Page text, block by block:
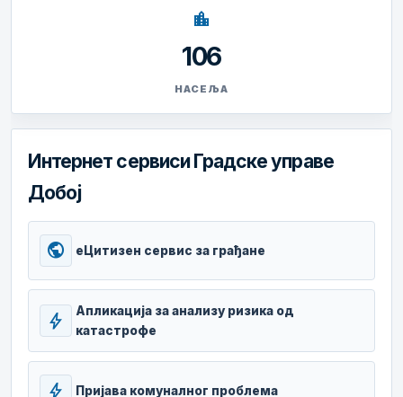
location_city
106
НАСЕЉА
Интернет сервиси Градске управе
Добој
public еЦитизен сервис за грађане
bolt
Апликација за анализу ризика од
катастрофе
bolt Пријава комуналног проблема